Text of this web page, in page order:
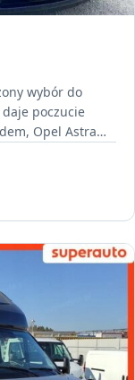
wybór do
poczucie
Opel Astra…